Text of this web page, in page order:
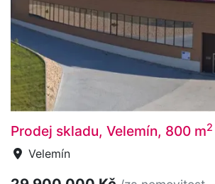
Prodej skladu, Velemín, 800 m2
Velemín